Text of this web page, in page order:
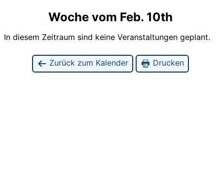
Woche vom Feb. 10th
In diesem Zeitraum sind keine Veranstaltungen geplant.
Zurück zum Kalender Drucken